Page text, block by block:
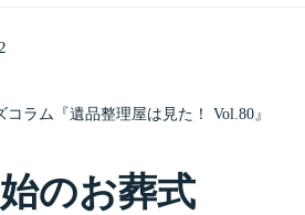
ラム『遺品整理屋は見た！ Vol.80』
のお葬式